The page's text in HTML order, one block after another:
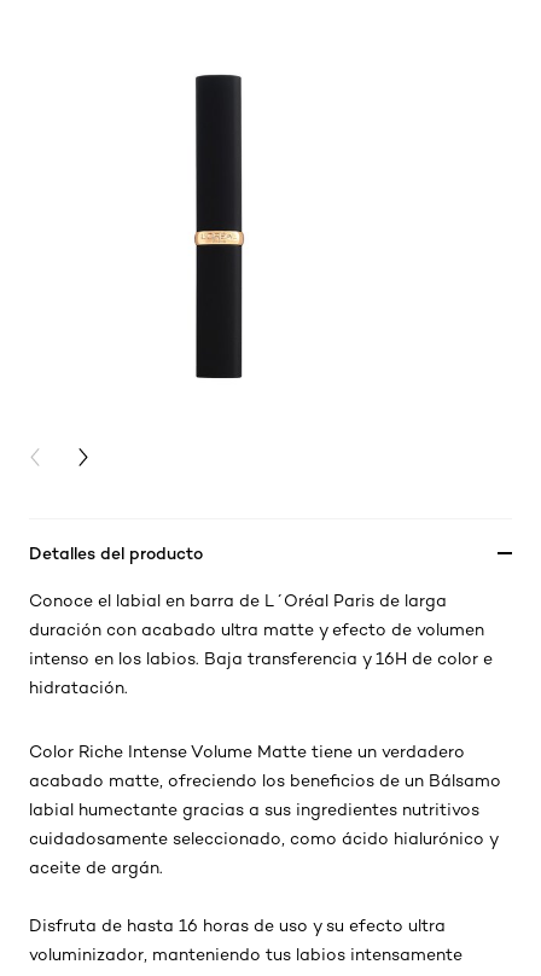
PREVIOUS CARD
NEXT CARD
Detalles del producto
Conoce el labial en barra de L´Oréal Paris de larga
duración con acabado ultra matte y efecto de volumen
intenso en los labios. Baja transferencia y 16H de color e
hidratación.
Color Riche Intense Volume Matte tiene un verdadero
acabado matte, ofreciendo los beneficios de un Bálsamo
labial humectante gracias a sus ingredientes nutritivos
cuidadosamente seleccionado, como ácido hialurónico y
aceite de argán.
Disfruta de hasta 16 horas de uso y su efecto ultra
voluminizador, manteniendo tus labios intensamente